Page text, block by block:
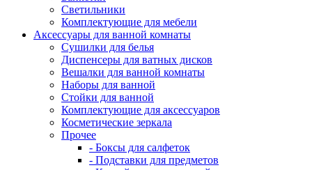
Светильники
Комплектующие для мебели
Аксессуары для ванной комнаты
Сушилки для белья
Диспенсеры для ватных дисков
Вешалки для ванной комнаты
Наборы для ванной
Стойки для ванной
Комплектующие для аксессуаров
Косметические зеркала
Прочее
- Боксы для салфеток
- Подставки для предметов